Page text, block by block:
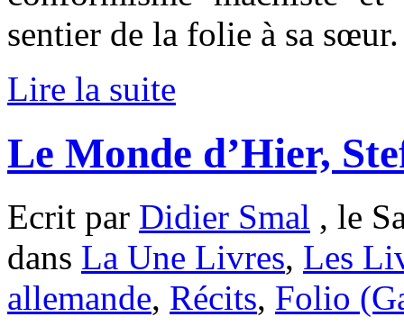
sentier de la folie à sa sœur.
Lire la suite
Le Monde d’Hier,
Ecrit par Didier Smal , le
dans La Une Livres, Les
allemande, Récits, Folio